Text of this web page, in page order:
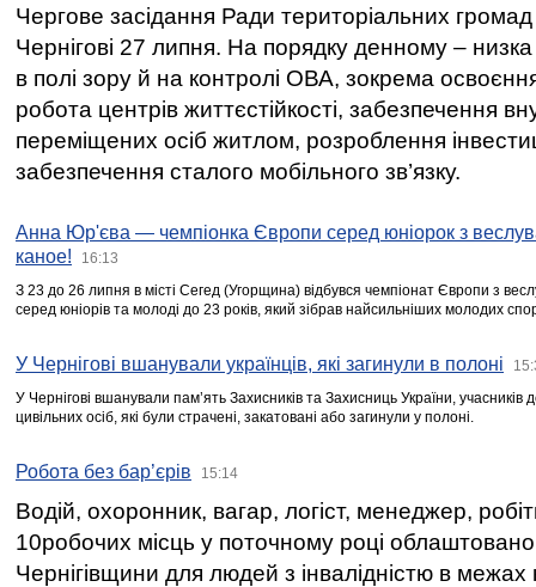
Чергове засідання Ради територіальних громад
Чернігові 27 липня. На порядку денному –
в полі зору й на контролі ОВА, зокрема освоєння
робота центрів життєстійкості, забезпечення
переміщених осіб житлом, розроблення
забезпечення сталого мобільного зв’язку.
Анна Юр'єва — чемпіонка Європи серед юніорок з
каное!
16:13
З 23 до 26 липня в місті Сегед (Угорщина) відбувся чемпіонат Європи з
серед юніорів та молоді до 23 років, який зібрав найсильніших молодих
У Чернігові вшанували українців, які загинули в полоні
У Чернігові вшанували пам’ять Захисників та Захисниць України,
цивільних осіб, які були страчені, закатовані або загинули у полоні.
Робота без бар’єрів 15:14
Водій, охоронник, вагар, логіст, менеджер,
10робочих місць у поточному році
Чернігівщини для людей з інвалідністю в межах